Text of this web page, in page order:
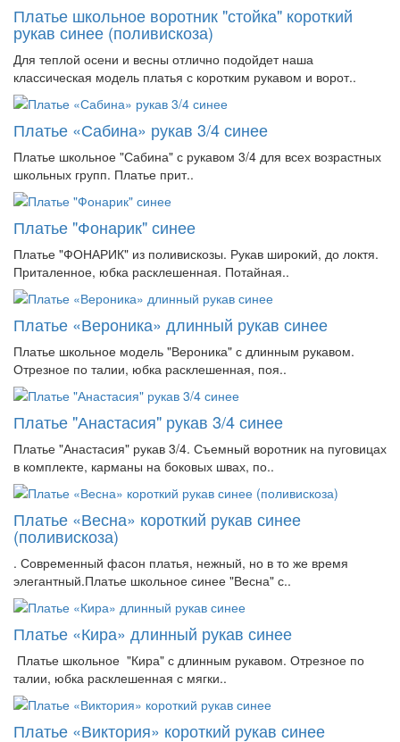
Платье школьное воротник "стойка" короткий
рукав синее (поливискоза)
Для теплой осени и весны отлично подойдет наша
классическая модель платья с коротким рукавом и ворот..
Платье «Сабина» рукав 3/4 синее
Платье школьное "Сабина" с рукавом 3/4 для всех возрастных
школьных групп. Платье прит..
Платье "Фонарик" синее
Платье "ФОНАРИК" из поливискозы. Рукав широкий, до локтя.
Приталенное, юбка расклешенная. Потайная..
Платье «Вероника» длинный рукав синее
Платье школьное модель "Вероника" с длинным рукавом.
Отрезное по талии, юбка расклешенная, поя..
Платье "Анастасия" рукав 3/4 синее
Платье "Анастасия" рукав 3/4. Съемный воротник на пуговицах
в комплекте, карманы на боковых швах, по..
Платье «Весна» короткий рукав синее
(поливискоза)
. Современный фасон платья, нежный, но в то же время
элегантный.Платье школьное синее "Весна" с..
Платье «Кира» длинный рукав синее
Платье школьное "Кира" с длинным рукавом. Отрезное по
талии, юбка расклешенная с мягки..
Платье «Виктория» короткий рукав синее